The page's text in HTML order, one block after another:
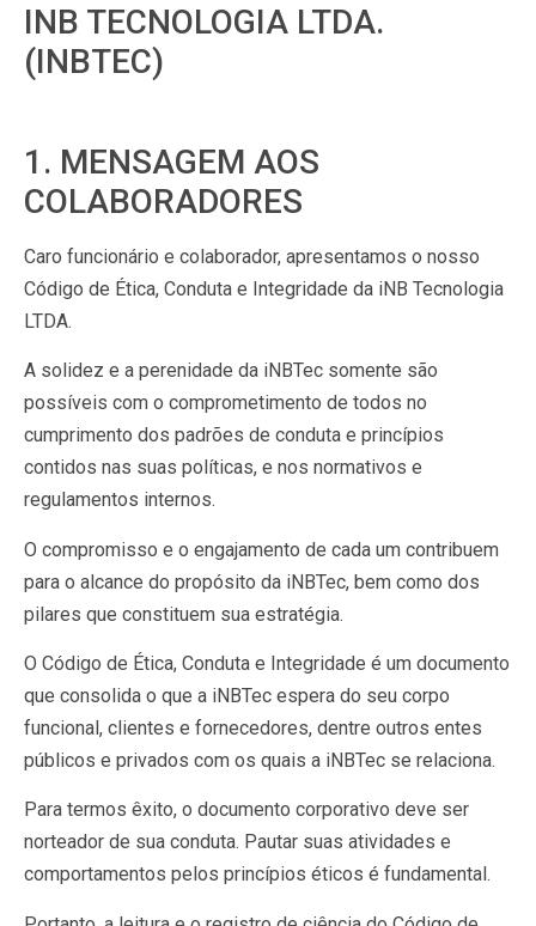
INB TECNOLOGIA LTDA.
(INBTEC)
1. MENSAGEM AOS
COLABORADORES
Caro funcionário e colaborador, apresentamos o nosso
Código de Ética, Conduta e Integridade da iNB Tecnologia
LTDA.
A solidez e a perenidade da iNBTec somente são
possíveis com o comprometimento de todos no
cumprimento dos padrões de conduta e princípios
contidos nas suas políticas, e nos normativos e
regulamentos internos.
O compromisso e o engajamento de cada um contribuem
para o alcance do propósito da iNBTec, bem como dos
pilares que constituem sua estratégia.
O Código de Ética, Conduta e Integridade é um documento
que consolida o que a iNBTec espera do seu corpo
funcional, clientes e fornecedores, dentre outros entes
públicos e privados com os quais a iNBTec se relaciona.
Para termos êxito, o documento corporativo deve ser
norteador de sua conduta. Pautar suas atividades e
comportamentos pelos princípios éticos é fundamental.